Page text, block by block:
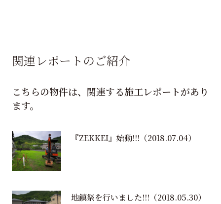
関連レポートのご紹介
こちらの物件は、関連する施工レポートがあり
ます。
『ZEKKEI』始動!!! （2018.07.04）
地鎮祭を行いました!!! （2018.05.30）